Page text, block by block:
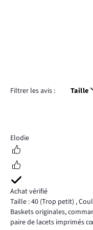
Filtrer les avis : Taille
5
Elodie
Achat vérifié
Taille : 40 (Trop petit) ,
Baskets originales,
paire de lacets imprimés